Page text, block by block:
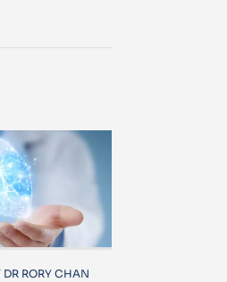
DR RORY CHAN